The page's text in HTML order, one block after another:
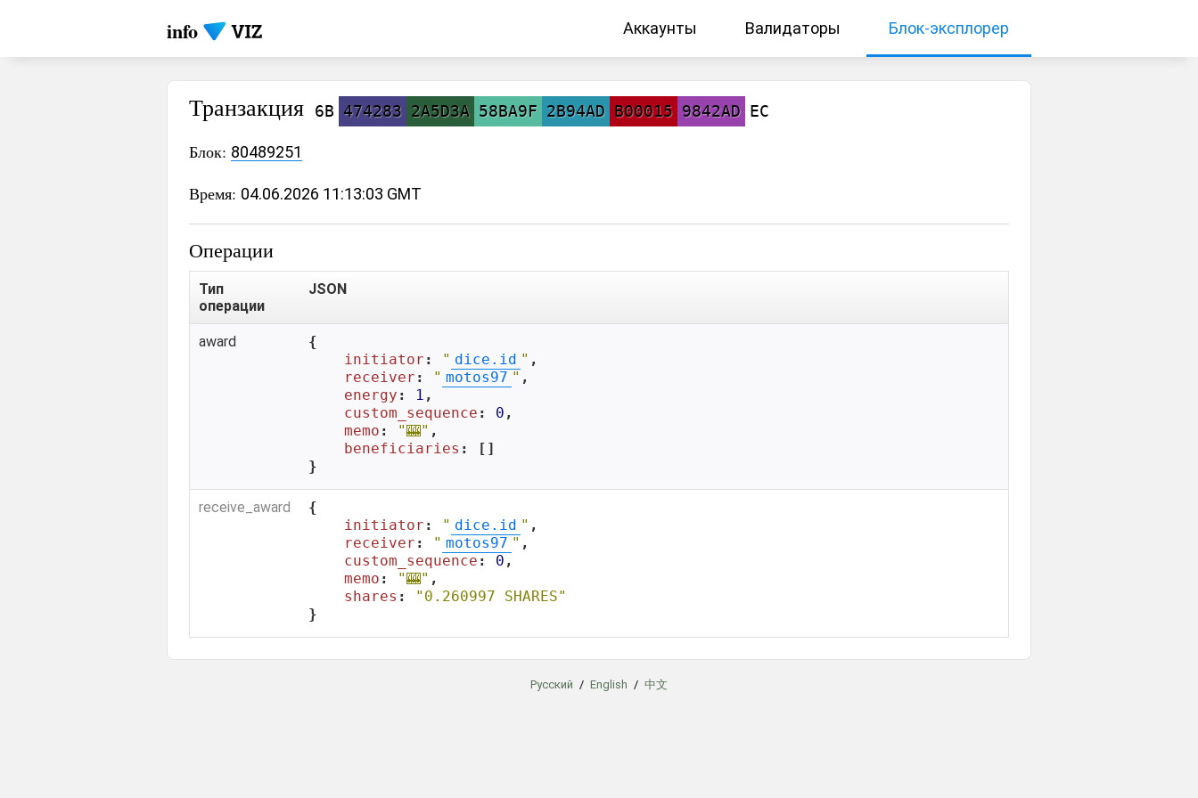
info Аккаунты Валидаторы Блок-эксплорер
Транзакция 6B 474283 2A5D3A 58BA9F 2B94AD B00015 9842AD EC
Блок: 80489251
Время: 04.06.2026 11:13:03 GMT
Операции
Тип
операции
JSON
award
{
initiator : " dice.id " ,
receiver : " motos97 " ,
energy : 1 ,
custom_sequence : 0 ,
memo : "🎰" ,
beneficiaries : []
}
receive_award
{
initiator : " dice.id " ,
receiver : " motos97 " ,
custom_sequence : 0 ,
memo : "🎰" ,
shares :
"0.260997 SHARES"
}
Русский / English / 中文